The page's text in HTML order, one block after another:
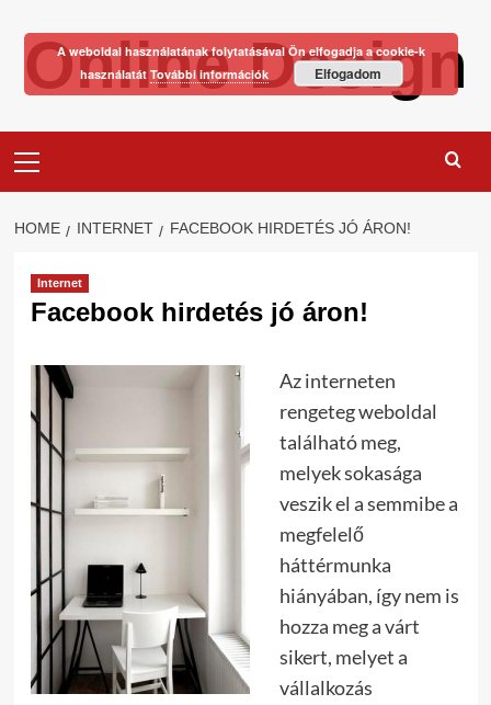
contentOnline Design
Menu
HOME INTERNET FACEBOOK HIRDETÉS JÓ ÁRON!
Internet
Facebook hirdetés jó áron!
Az interneten
rengeteg weboldal
található meg,
melyek sokasága
veszik el a semmibe a
megfelelő
háttérmunka
hiányában, így nem is
hozza meg a várt
sikert, melyet a
vállalkozás
A weboldal használatának folytatásával Ön elfogadja a cookie-k
használatát További információk Elfogadom